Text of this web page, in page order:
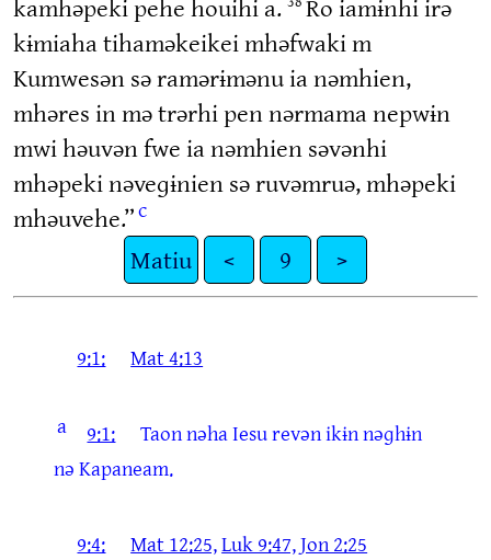
kamhəpeki pehe houihi a.
Ro iamɨnhi irə
kɨmiaha tihaməkeikei mhəfwaki m
Kumwesən sə ramərɨmənu ia nəmhien,
mhəres in mə trərhi pen nərmama nepwɨn
mwi həuvən fwe ia nəmhien səvənhi
mhəpeki nəveɡɨnien sə ruvəmruə, mhəpeki
mhəuvehe.”c
Matiu < 9 >
9:1: Mat 4:13
a 9:1:
Taon nəha Iesu revən ikɨn nəɡhɨn
nə Kapaneam.
9:4: Mat 12:25,Luk 9:47,Jon 2:25